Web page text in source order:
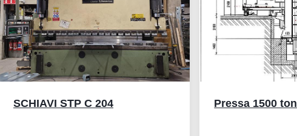
SCHIAVI STP C 204 Pressa 1500 ton